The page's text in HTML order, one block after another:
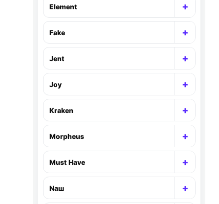
Element +
Fake +
Jent +
Joy +
Kraken +
Morpheus +
Must Have +
Nаш +